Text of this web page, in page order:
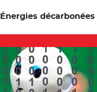
Énergies décarbonées